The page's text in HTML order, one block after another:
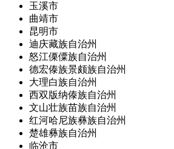
玉溪市
曲靖市
昆明市
迪庆藏族自治州
怒江傈僳族自治州
德宏傣族景颇族自治州
大理白族自治州
西双版纳傣族自治州
文山壮族苗族自治州
红河哈尼族彝族自治州
楚雄彝族自治州
临沧市